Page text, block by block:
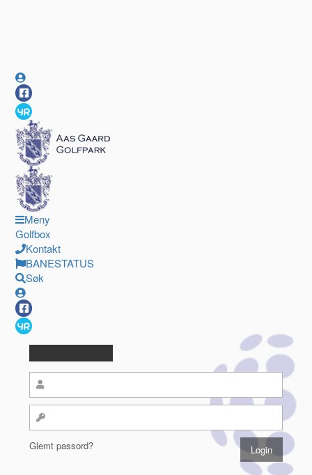
Meny
Golfbox
Kontakt
BANESTATUS
Søk
Glemt passord?